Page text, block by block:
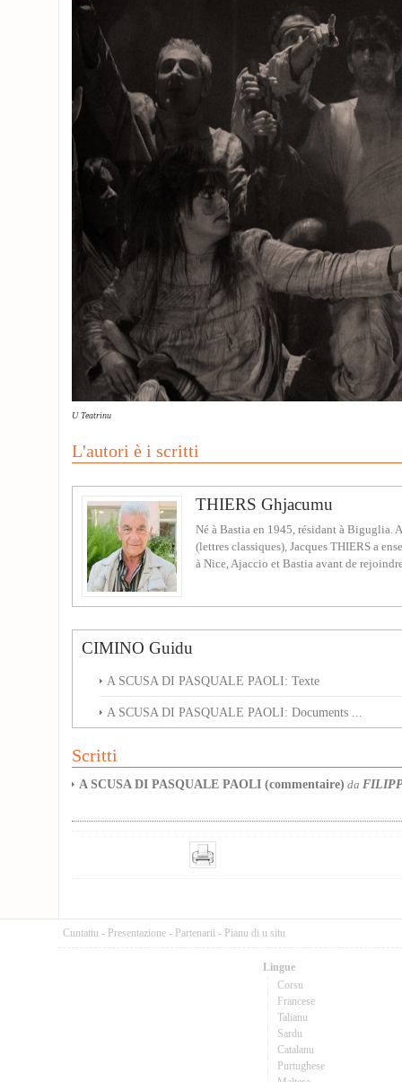
U Teatrinu
L'autori è i scritti
THIERS Ghjacumu
Né à Bastia en 1945, résidant à Biguglia.
(lettres classiques), Jacques THIERS a
à Nice, Ajaccio et Bastia avant de
CIMINO Guidu
A SCUSA DI PASQUALE PAOLI: Texte
A SCUSA DI PASQUALE PAOLI: Documents ...
Scritti
A SCUSA DI PASQUALE PAOLI (commentaire) da
Cuntattu - Presentazione - Partenarii - Pianu di u situ
Lingue
Corsu
Francese
Talianu
Sardu
Catalanu
Purtughese